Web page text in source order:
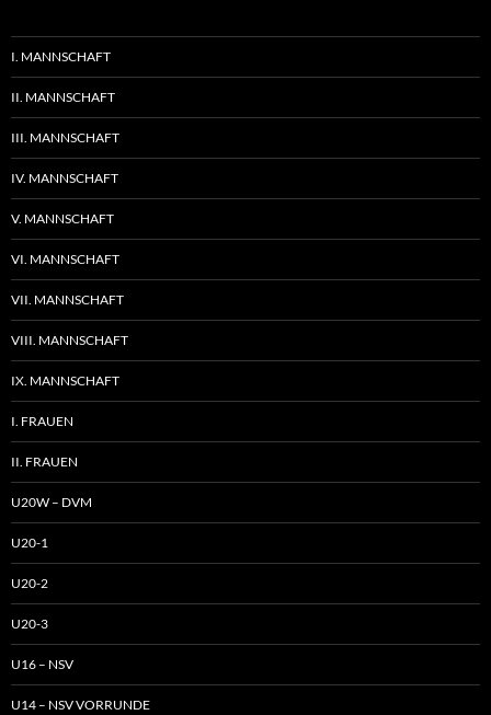
I. MANNSCHAFT
II. MANNSCHAFT
III. MANNSCHAFT
IV. MANNSCHAFT
V. MANNSCHAFT
VI. MANNSCHAFT
VII. MANNSCHAFT
VIII. MANNSCHAFT
IX. MANNSCHAFT
I. FRAUEN
II. FRAUEN
U20W – DVM
U20-1
U20-2
U20-3
U16 – NSV
U14 – NSV VORRUNDE